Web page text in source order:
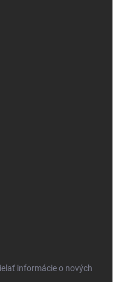
informácie o nových